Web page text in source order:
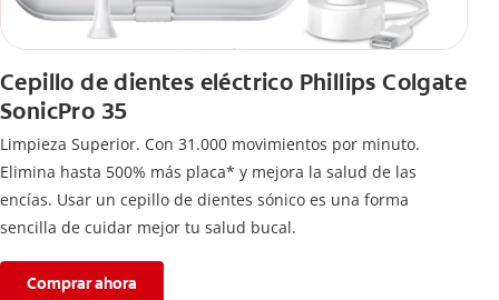
Cepillo de dientes eléctrico Phillips Colgate
SonicPro 35
Limpieza Superior. Con 31.000 movimientos por minuto.
Elimina hasta 500% más placa* y mejora la salud de las
encías. Usar un cepillo de dientes sónico es una forma
sencilla de cuidar mejor tu salud bucal.
Comprar ahora